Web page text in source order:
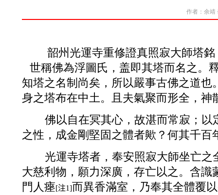
作者：余靖
韶州光運寺重修證真照寂大師塔銘
世稱佛為浮圖氏，盖即其塔而名之。
知塔之名制尚矣，所以嚴事古佛之道
身之塔布在中土。且夫氣聚而形全，神
佛以自在冥其心，故湛而常寂；以
之性，成金剛堅固之體者歟？何其千
光運寺塔者，奉安照寂大師坐亡
大慈利物，願力深廣，存亡以之。含識
門人瘞[注1]而異香滿室，乃奉其全體覆